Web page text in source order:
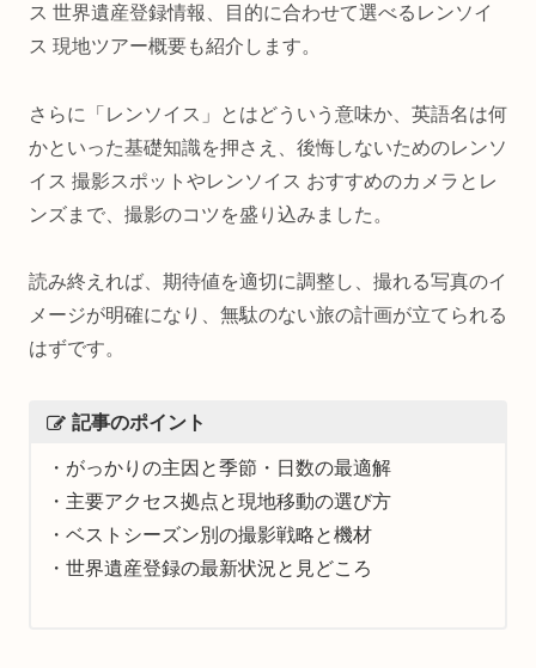
ス 世界遺産登録情報、目的に合わせて選べるレンソイ
ス 現地ツアー概要も紹介します。
さらに「レンソイス」とはどういう意味か、英語名は何
かといった基礎知識を押さえ、後悔しないためのレンソ
イス 撮影スポットやレンソイス おすすめのカメラとレ
ンズまで、撮影のコツを盛り込みました。
読み終えれば、期待値を適切に調整し、撮れる写真のイ
メージが明確になり、無駄のない旅の計画が立てられる
はずです。
記事のポイント
・がっかりの主因と季節・日数の最適解
・主要アクセス拠点と現地移動の選び方
・ベストシーズン別の撮影戦略と機材
・世界遺産登録の最新状況と見どころ